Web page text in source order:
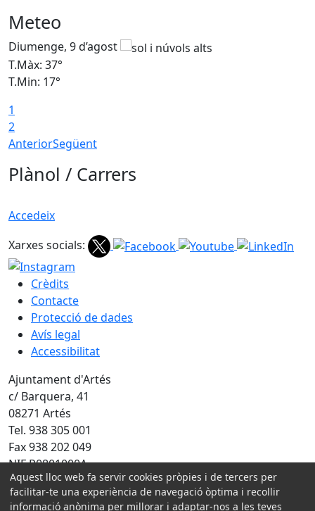
Meteo
Diumenge, 9 d’agost
T.Màx: 37°
T.Min: 17°
1
2
AnteriorSegüent
Plànol / Carrers
Accedeix
Xarxes socials:
Crèdits
Contacte
Protecció de dades
Avís legal
Accessibilitat
Ajuntament d'Artés
c/ Barquera, 41
08271 Artés
Tel. 938 305 001
Fax 938 202 049
NIF P0801000A
Amb la col·laboració de:
Aquest lloc web fa servir cookies pròpies i de tercers per
facilitar-te una experiència de navegació òptima i recollir
informació anònima per millorar i adaptar-nos a les teves